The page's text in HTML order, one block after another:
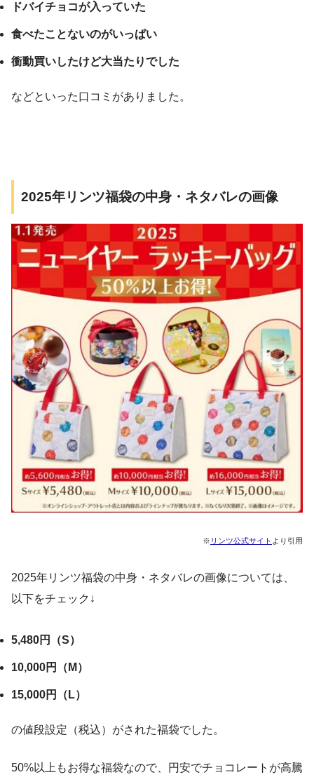
ドバイチョコが入っていた
食べたことないのがいっぱい
衝動買いしたけど大当たりでした
などといった口コミがありました。
2025年リンツ福袋の中身・ネタバレの画像
※ リンツ公式サイト より引用
2025年リンツ福袋の中身・ネタバレの画像については、
以下をチェック↓
5,480円（S）
10,000円（M）
15,000円（L）
の値段設定（税込）がされた福袋でした。
50%以上もお得な福袋なので、円安でチョコレートが高騰